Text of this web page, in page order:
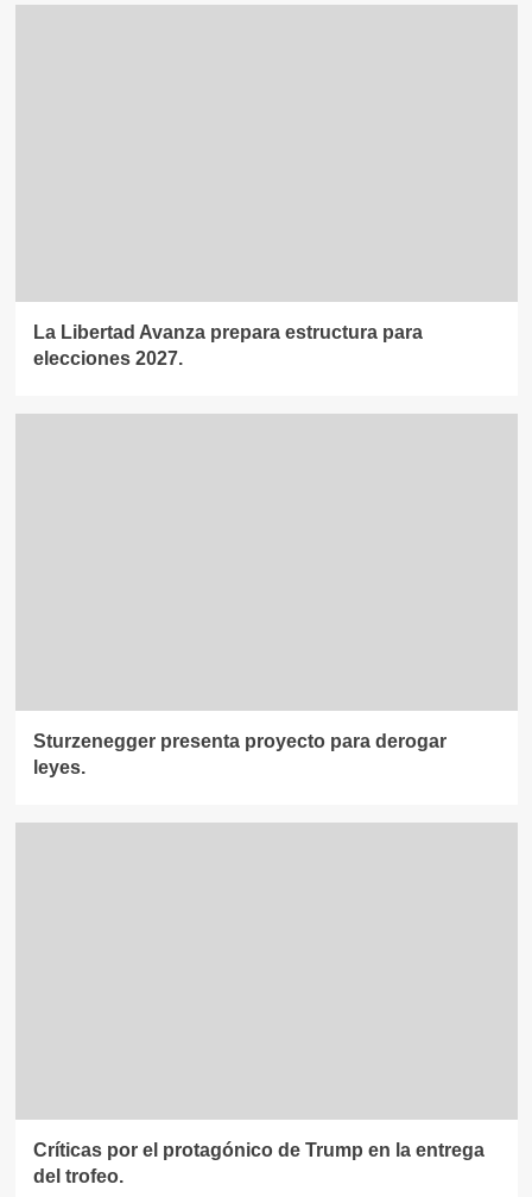
La Libertad Avanza prepara estructura para
elecciones 2027.
Sturzenegger presenta proyecto para derogar
leyes.
Críticas por el protagónico de Trump en la entrega
del trofeo.